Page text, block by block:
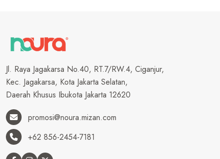
Jl. Raya Jagakarsa No.40, RT.7/RW.4, Ciganjur,
Kec. Jagakarsa, Kota Jakarta Selatan,
Daerah Khusus Ibukota Jakarta 12620
promosi@noura.mizan.com
+62 856-2454-7181